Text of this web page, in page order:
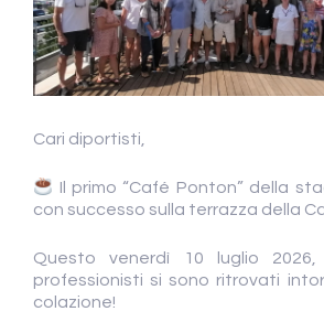
Cari diportisti,
Il primo “Café Ponton” della
con successo sulla terrazza della
Questo venerdì 10 luglio
professionisti si sono ritrovati
colazione!